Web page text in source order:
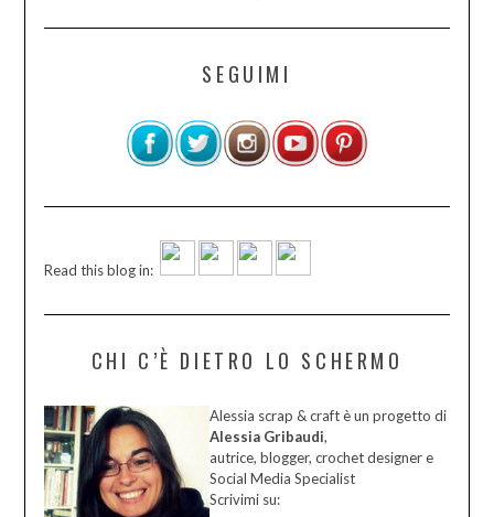
SEGUIMI
Read this blog in:
CHI C’È DIETRO LO SCHERMO
Alessia scrap & craft è un progetto di
Alessia Gribaudi,
autrice, blogger, crochet designer e
Social Media Specialist
Scrivimi su: